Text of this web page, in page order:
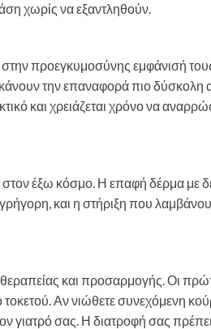
χωρίς να εξαντληθούν.
στην προεγκυμοσύνης εμφάνισή
κάνουν την επαναφορά πιο
και χρειάζεται χρόνο να
έξω κόσμο. Η επαφή δέρμα με
και η στήριξη που
και προσαρμογής. Οι
Αν νιώθετε συνεχόμενη
γιατρό σας. Η διατροφή σας πρέπει